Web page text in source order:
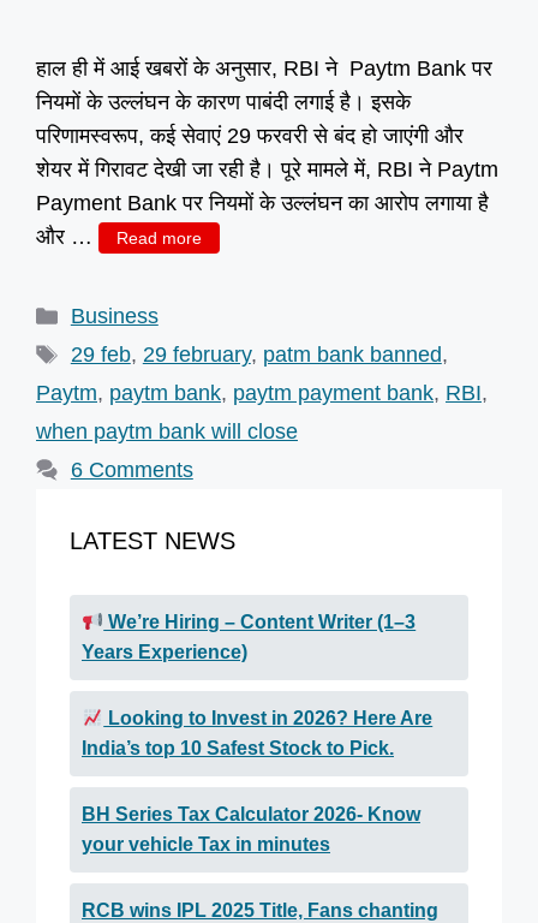
हाल ही में आई खबरों के अनुसार, RBI ने Paytm Bank पर
नियमों के उल्लंघन के कारण पाबंदी लगाई है। इसके
परिणामस्वरूप, कई सेवाएं 29 फरवरी से बंद हो जाएंगी और
शेयर में गिरावट देखी जा रही है। पूरे मामले में, RBI ने Paytm
Payment Bank पर नियमों के उल्लंघन का आरोप लगाया है
और …
Read more
Categories
Business
Tags
29 feb, 29 february, patm bank banned,
Paytm, paytm bank, paytm payment bank, RBI,
when paytm bank will close
6 Comments
LATEST NEWS
We’re Hiring – Content Writer (1–3
Years Experience)
Looking to Invest in 2026? Here Are
India’s top 10 Safest Stock to Pick.
BH Series Tax Calculator 2026- Know
your vehicle Tax in minutes
RCB wins IPL 2025 Title, Fans chanting